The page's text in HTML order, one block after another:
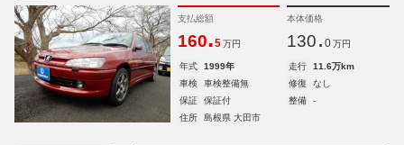
支払総額
160.5 万円
本体価格
130. 0 万円
年式 1999年 走行
11.6万km
車検
車検整備無 修復
なし
保証
保証付 整備
-
住所
島根県 大田市